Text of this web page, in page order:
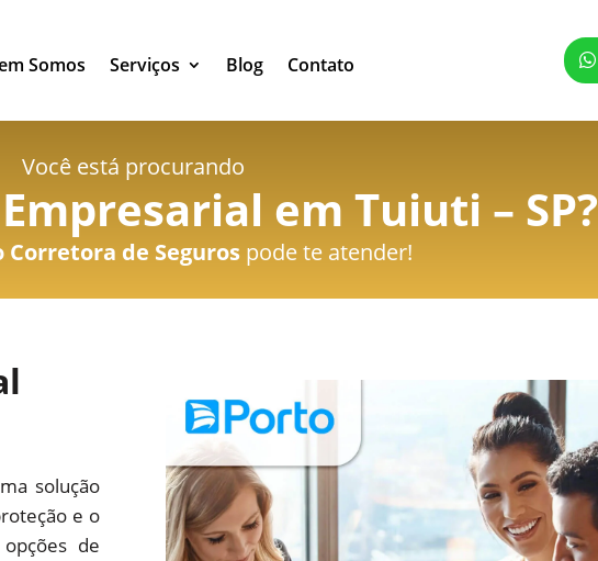
Somos Serviços Blog Contato
Você está procurando
em Tuiuti – SP?
Corretora de Segurospode te atender!
solução
e o
de